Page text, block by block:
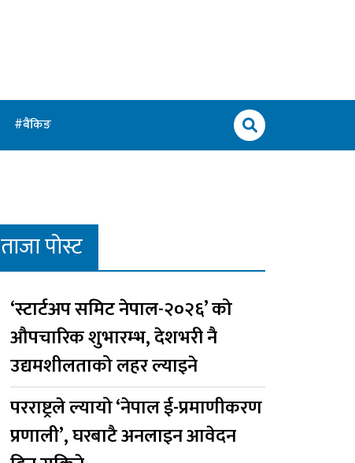
बैंकिङ
ताजा पोस्ट
‘स्टार्टअप समिट नेपाल-२०२६’ को
औपचारिक शुभारम्भ, देशभरी नै
उद्यमशीलताको लहर ल्याइने
परराष्ट्रले ल्यायो ‘नेपाल ई-प्रमाणीकरण
प्रणाली’, घरबाटै अनलाइन आवेदन